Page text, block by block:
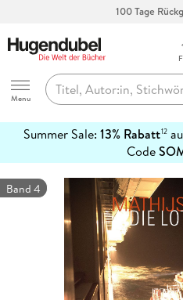
Hugendubel
Menu
Summer Sale: 13% Rabatt12
Code
erfahren
Band 4